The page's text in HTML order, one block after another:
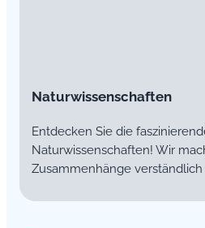
Naturwissenschaften
Entdecken Sie die
Naturwissenschaften! Wir
Zusammenhänge verständlich